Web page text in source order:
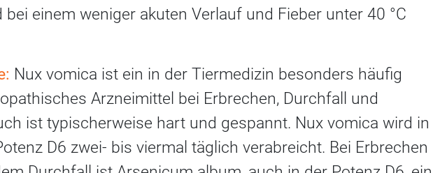
einem weniger akuten Verlauf und Fieber unter 40 °C
Nux vomica ist ein in der Tiermedizin besonders häufig
Arzneimittel bei Erbrechen, Durchfall und
ist typischerweise hart und gespannt. Nux vomica wird in
D6 zwei- bis viermal täglich verabreicht. Bei Erbrechen